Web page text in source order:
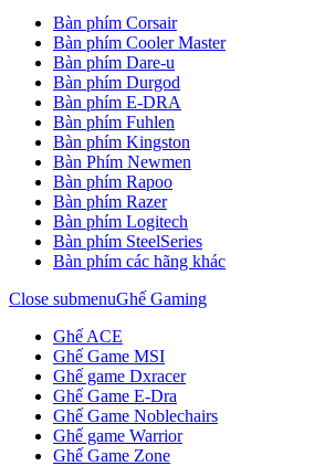
Bàn phím Corsair
Bàn phím Cooler Master
Bàn phím Dare-u
Bàn phím Durgod
Bàn phím E-DRA
Bàn phím Fuhlen
Bàn phím Kingston
Bàn Phím Newmen
Bàn phím Rapoo
Bàn phím Razer
Bàn phím Logitech
Bàn phím SteelSeries
Bàn phím các hãng khác
Close submenuGhế Gaming
Ghế ACE
Ghế Game MSI
Ghế game Dxracer
Ghế Game E-Dra
Ghế Game Noblechairs
Ghế game Warrior
Ghế Game Zone